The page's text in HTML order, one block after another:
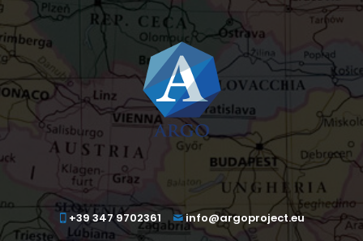
+39 347 9702361 info@argoproject.eu